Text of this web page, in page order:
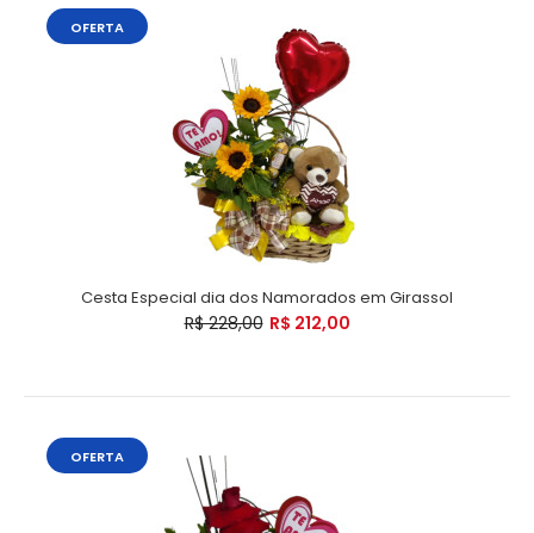
OFERTA
Cesta Especial dia dos Namorados em Girassol
R$ 228,00 R$ 212,00
OFERTA